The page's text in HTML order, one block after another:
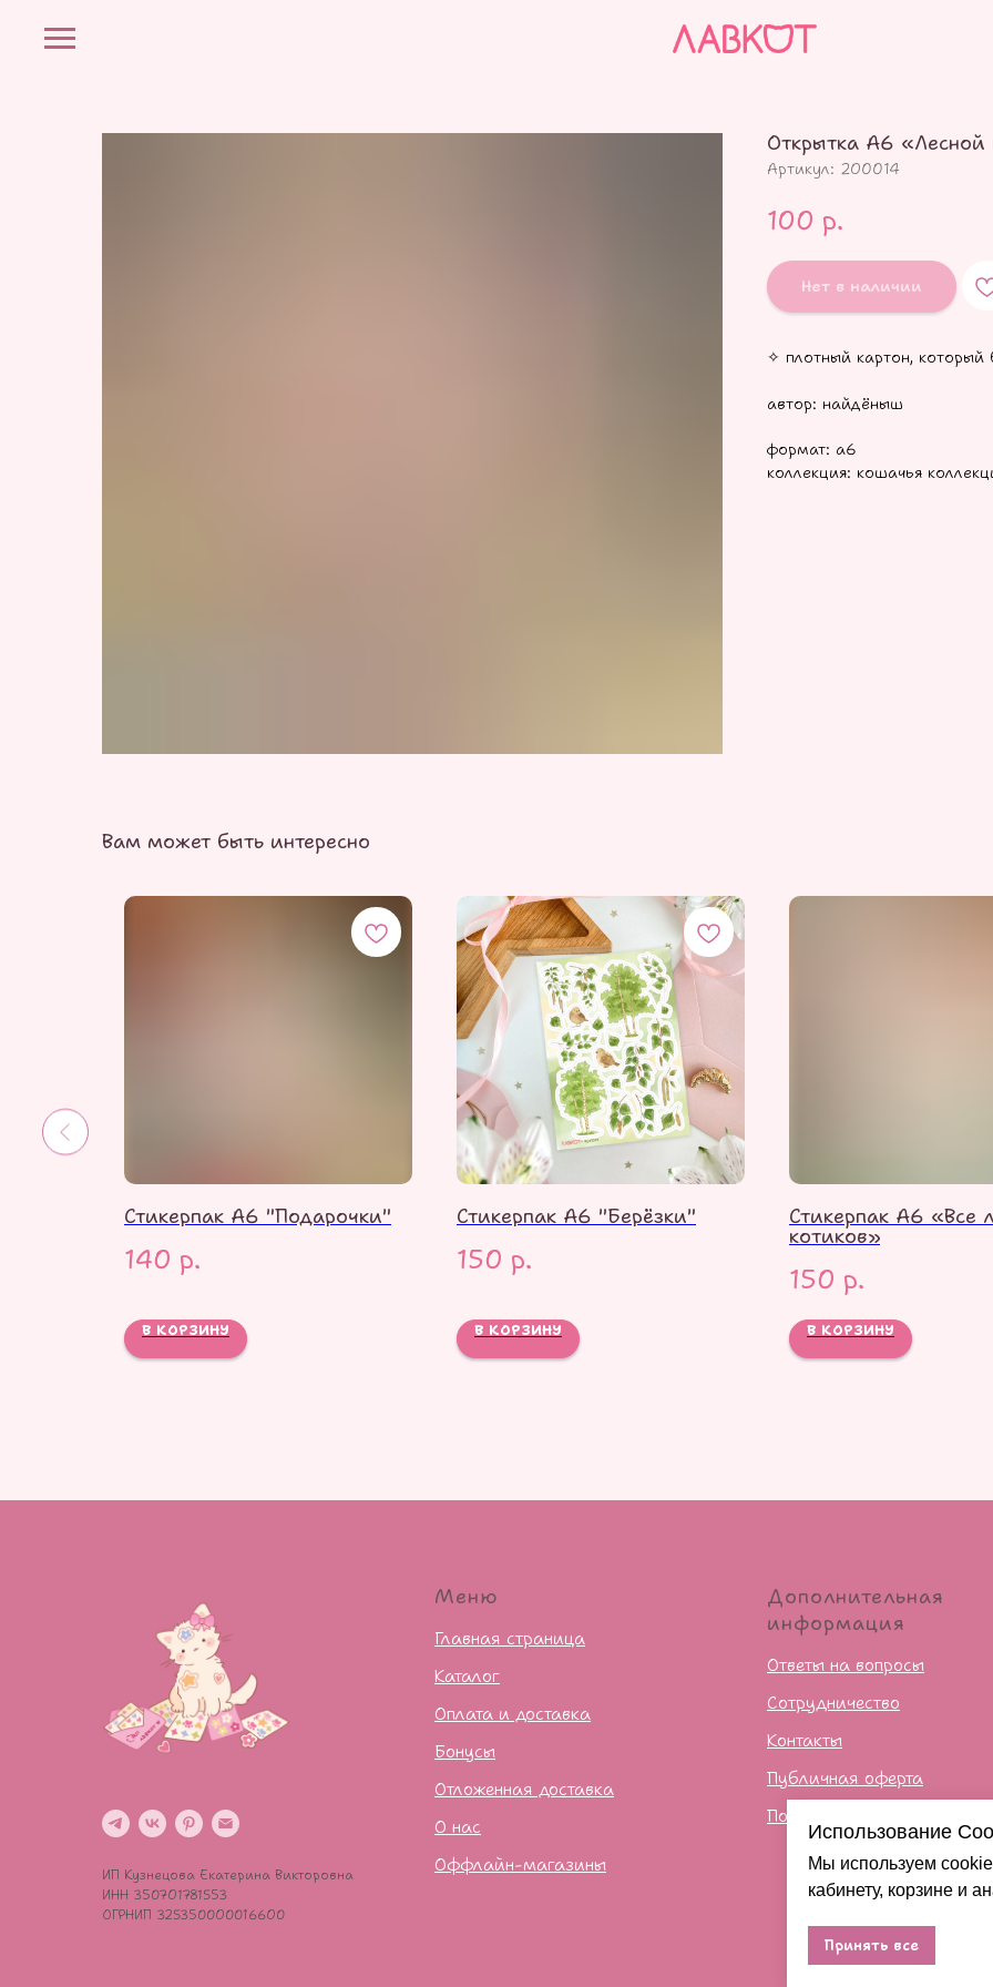
Использование
Мы используем
кабинету, корзине и
Принять все
Открытка А6
Артикул: 200014
100 р.
Нет в наличии
✧ плотный картон, который
автор: найдёныш
формат: а6
коллекция: кошачья
Вам может быть интересно
Стикерпак А6 "Подарочки"
140 р.
В КОРЗИНУ
Стикерпак А6 "Берёзки"
150 р.
В КОРЗИНУ
Стикерпак А6 «Все
котиков»
150 р.
В КОРЗИНУ
ИП Кузнецова Екатерина Викторовна
ИНН 350701781553
ОГРНИП 325350000016600
Меню
Главная страница
Каталог
Оплата и доставка
Бонусы
Отложенная доставка
О нас
Оффлайн-магазины
Дополнительная
информация
Ответы на вопросы
Сотрудничество
Контакты
Публичная оферта
Политика